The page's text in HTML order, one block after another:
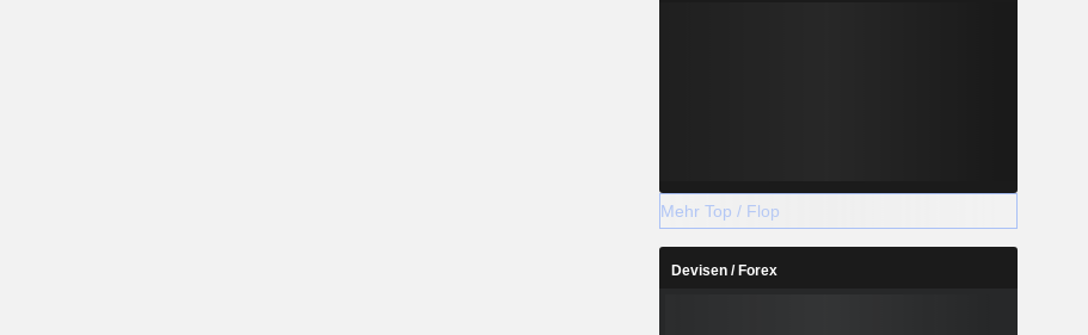
Mehr Top / Flop
Devisen / Forex